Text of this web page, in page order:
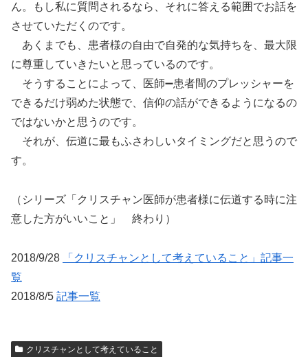
ん。もし私に質問されるなら、それに答える範囲でお話を
させていただくのです。
あくまでも、患者様の自由で自発的な気持ちを、最大限
に尊重していきたいと思っているのです。
そうすることによって、医師➖患者間のプレッシャーを
できるだけ弱めた状態で、信仰の話ができるようになるの
ではないかと思うのです。
それが、伝道に最もふさわしいタイミングだと思うので
す。
（シリーズ「クリスチャン医師が患者様に伝道する時に注
意した方がいいこと」 終わり）
2018/9/28
「クリスチャンとして考えていること」記事一
覧
2018/8/5 記事一覧
クリスチャンとして考えていること